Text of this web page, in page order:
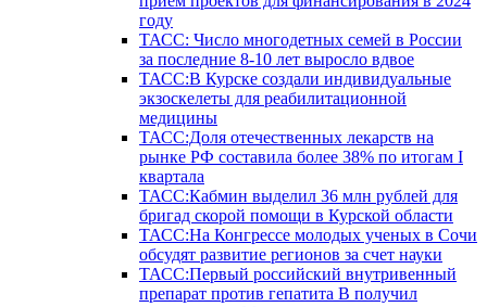
году
ТАСС: Число многодетных семей в России
за последние 8-10 лет выросло вдвое
ТАСС:В Курске создали индивидуальные
экзоскелеты для реабилитационной
медицины
ТАСС:Доля отечественных лекарств на
рынке РФ составила более 38% по итогам I
квартала
ТАСС:Кабмин выделил 36 млн рублей для
бригад скорой помощи в Курской области
ТАСС:На Конгрессе молодых ученых в Сочи
обсудят развитие регионов за счет науки
ТАСС:Первый российский внутривенный
препарат против гепатита В получил